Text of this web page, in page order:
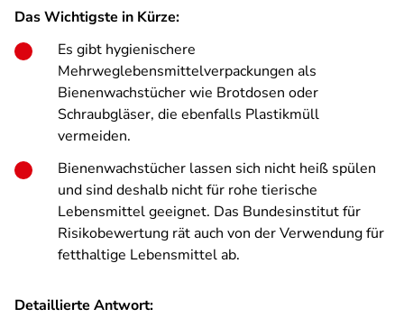
Das Wichtigste in Kürze:
Es gibt hygienischere
Mehrweglebensmittelverpackungen als
Bienenwachstücher wie Brotdosen oder
Schraubgläser, die ebenfalls Plastikmüll
vermeiden.
Bienenwachstücher lassen sich nicht heiß spülen
und sind deshalb nicht für rohe tierische
Lebensmittel geeignet. Das Bundesinstitut für
Risikobewertung rät auch von der Verwendung für
fetthaltige Lebensmittel ab.
Detaillierte Antwort: